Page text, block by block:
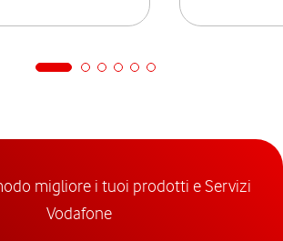
migliore i tuoi prodotti e Servizi
Vodafone